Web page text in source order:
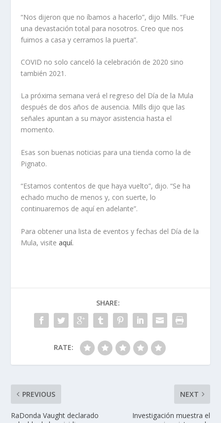
“Nos dijeron que no íbamos a hacerlo”, dijo Mills. “Fue
una devastación total para nosotros. Creo que nos
fuimos a casa y cerramos la puerta”.
COVID no solo canceló la celebración de 2020 sino
también 2021.
La próxima semana verá el regreso del Día de la Mula
después de dos años de ausencia. Mills dijo que las
señales apuntan a su mayor asistencia hasta el
momento.
Esas son buenas noticias para una tienda como la de
Pignato.
“Estamos contentos de que haya vuelto”, dijo. “Se ha
echado mucho de menos y, con suerte, lo
continuaremos de aquí en adelante”.
Para obtener una lista de eventos y fechas del Día de la
Mula, visiteaquí.
SHARE:
RATE:
PREVIOUS
RaDonda Vaught declarado
NEXT
Investigación muestra el